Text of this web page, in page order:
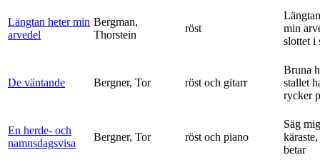
Längtan heter min
arvedel
Bergman,
Thorstein
röst
min
slottet i
De väntande Bergner, Tor röst och gitarr
Bruna
stallet
rycker
En herde- och
namnsdagsvisa
Bergner, Tor röst och piano
Säg
betar